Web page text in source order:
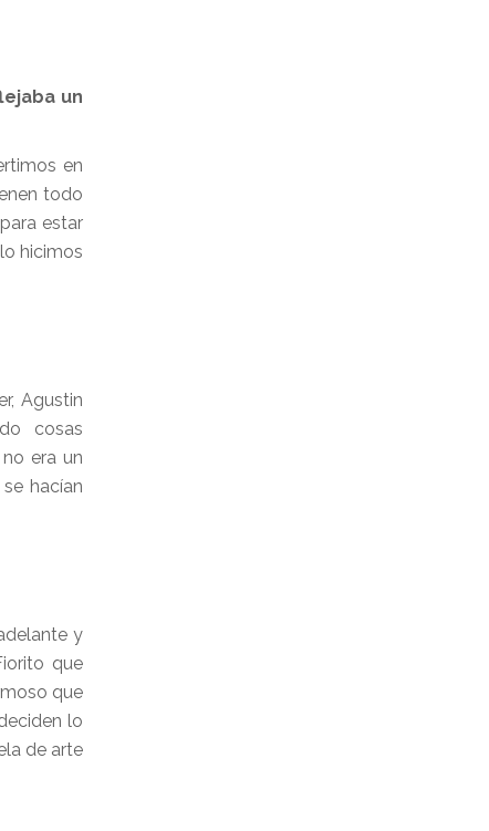
un
en
todo
estar
hicimos
Agustin
cosas
era un
hacían
y
que
que
lo
de arte